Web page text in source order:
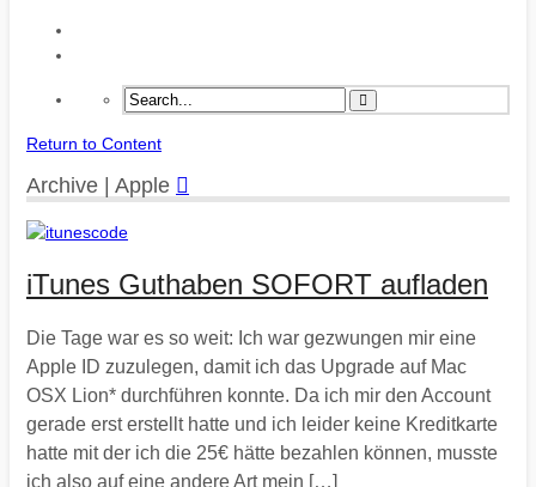
Return to Content
Archive | Apple
iTunes Guthaben SOFORT aufladen
Die Tage war es so weit: Ich war gezwungen mir eine
Apple ID zuzulegen, damit ich das Upgrade auf Mac
OSX Lion* durchführen konnte. Da ich mir den Account
gerade erst erstellt hatte und ich leider keine Kreditkarte
hatte mit der ich die 25€ hätte bezahlen können, musste
ich also auf eine andere Art mein […]